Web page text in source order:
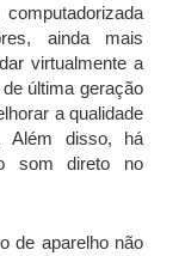
ainda mais
virtualmente a
última geração
a qualidade
disso, há
som direto no
de aparelho não